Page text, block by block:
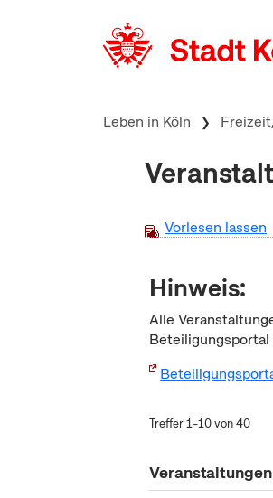
Leben in Köln
Vorlesen lassen
Hinweis:
Alle
Beteiligungsportal
Treffer 1–10 von 40